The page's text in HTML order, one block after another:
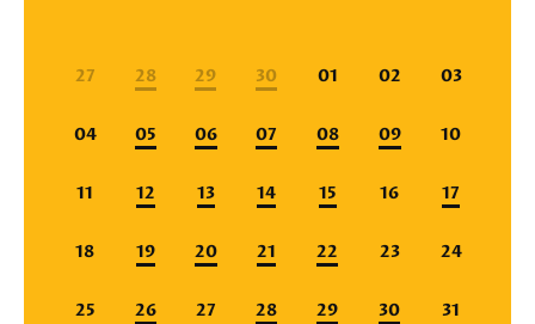
27 28 29 30 01 02 03
04 05 06 07 08 09 10
11 12 13 14 15 16 17
18 19 20 21 22 23 24
25 26 27 28 29 30 31